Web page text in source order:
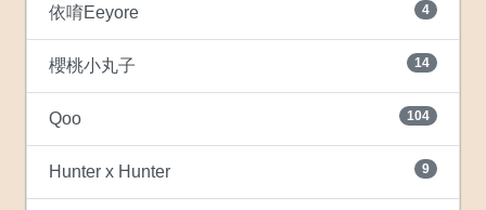
依唷Eeyore 4
櫻桃小丸子 14
Qoo 104
Hunter x Hunter 9